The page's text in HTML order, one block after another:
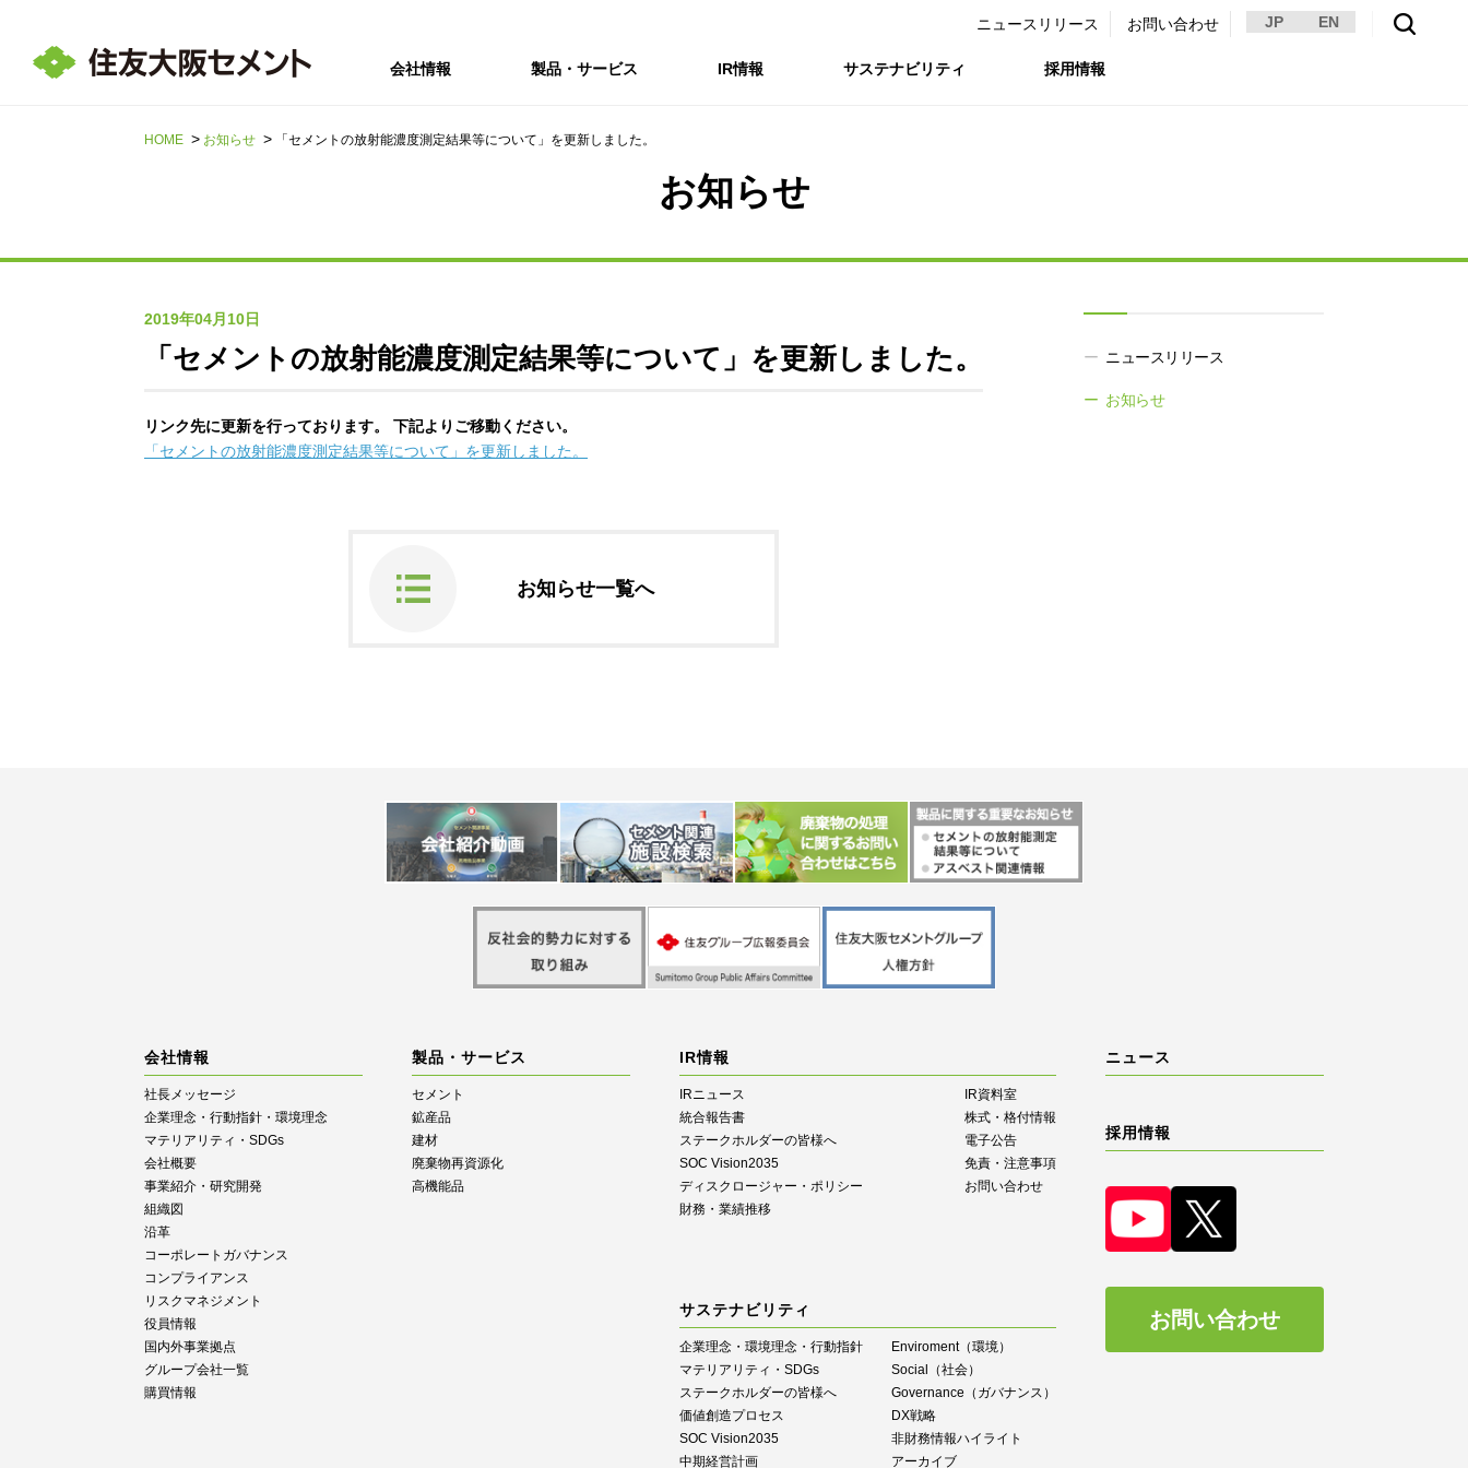
会社情報
事業紹介・研究開発
コンプライアンス
グループ会社一覧
製品・サービス IR情報
統合報告書
ディスクロージャー・ポリシー
IR資料室
お問い合わせ
サステナビリティ
ィ
マテリアリティ・SDGs
SOC Vision2035
中期経営計画
SOCN2050
Social（社会）
非財務情報ハイライト
アーカイブ
採用情報
インターンシップ（全国勤務コース）
アルムナイ採用サイト
ニュースリリース お問い合わせ JP EN
HOME お知らせ 「セメントの放射能濃度測定結果等について」を更新しました。
お知らせ
2019年04月10日
「セメントの放射能濃度測定結果等について」を更新しました。
リンク先に更新を行っております。 下記よりご移動ください。
「セメントの放射能濃度測定結果等について」を更新しました。
お知らせ一覧へ
ニュースリリース
お知らせ
会社情報
社長メッセージ
企業理念・行動指針・環境理念
マテリアリティ・SDGs
会社概要
事業紹介・研究開発
組織図
沿革
コーポレートガバナンス
コンプライアンス
リスクマネジメント
役員情報
国内外事業拠点
グループ会社一覧
購買情報
製品・サービス
セメント
鉱産品
建材
廃棄物再資源化
高機能品
IR情報
IRニュース
統合報告書
ステークホルダーの皆様へ
SOC Vision2035
ディスクロージャー・ポリシー
財務・業績推移
IR資料室
株式・格付情報
電子公告
免責・注意事項
お問い合わせ
サステナビリティ
企業理念・環境理念・行動指針
マテリアリティ・SDGs
ステークホルダーの皆様へ
価値創造プロセス
SOC Vision2035
中期経営計画
Enviroment（環境）
Social（社会）
Governance（ガバナンス）
DX戦略
⾮財務情報ハイライト
アーカイブ
ニュース
採用情報
お問い合わせ